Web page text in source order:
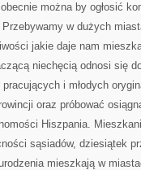
można by ogłosić
w dużych
jakie daje nam
niechęcią odnosi się
i młodych
oraz próbować
Hiszpania.
sąsiadów, dziesiątek
mieszkają w